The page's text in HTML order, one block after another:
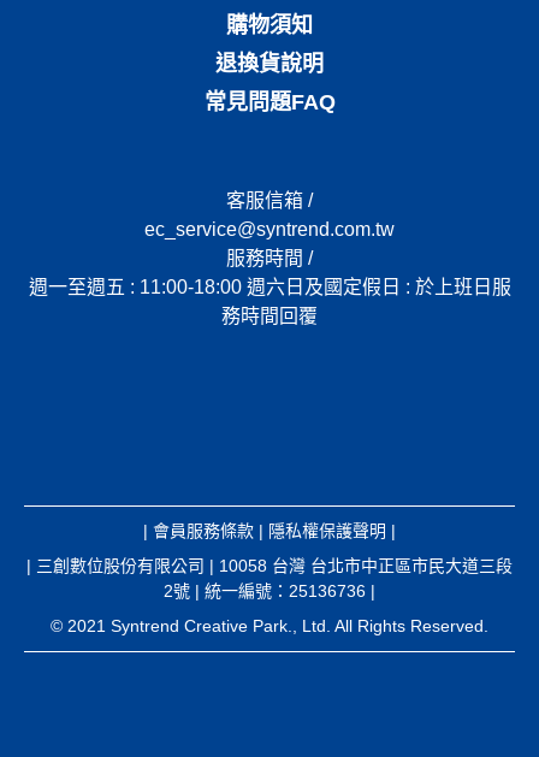
購物須知
退換貨說明
常見問題FAQ
客服信箱 /
ec_service@syntrend.com.tw
服務時間 /
週一至週五 : 11:00-18:00 週六日及國定假日 : 於上班日服
務時間回覆
| 會員服務條款 | 隱私權保護聲明 |
| 三創數位股份有限公司 | 10058 台灣 台北市中正區市民大道三段
2號 | 統一編號：25136736 |
© 2021 Syntrend Creative Park., Ltd. All Rights Reserved.